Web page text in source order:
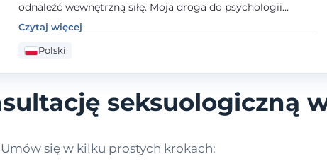
odnaleźć wewnętrzną siłę. Moja droga do psychologii
zaczęła się od życia - pełnego wyzwań, które nauczyły mnie
uważności, empatii i pokory. Dziś łączę doświadczenie
nauczycielki, psychologa, psychoterapeuty i seksuologa
mogę obiecać, że będę po Twojej stronie.
Czytaj więcej
Polski
seksuologiczną
Umów się w kilku prostych krokach: